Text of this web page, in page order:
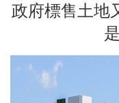
政府標售土地